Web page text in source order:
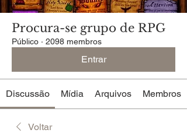
Procura-se grupo de RPG
Público · 2098 membros
Entrar
Discussão Mídia Arquivos Membros
Voltar